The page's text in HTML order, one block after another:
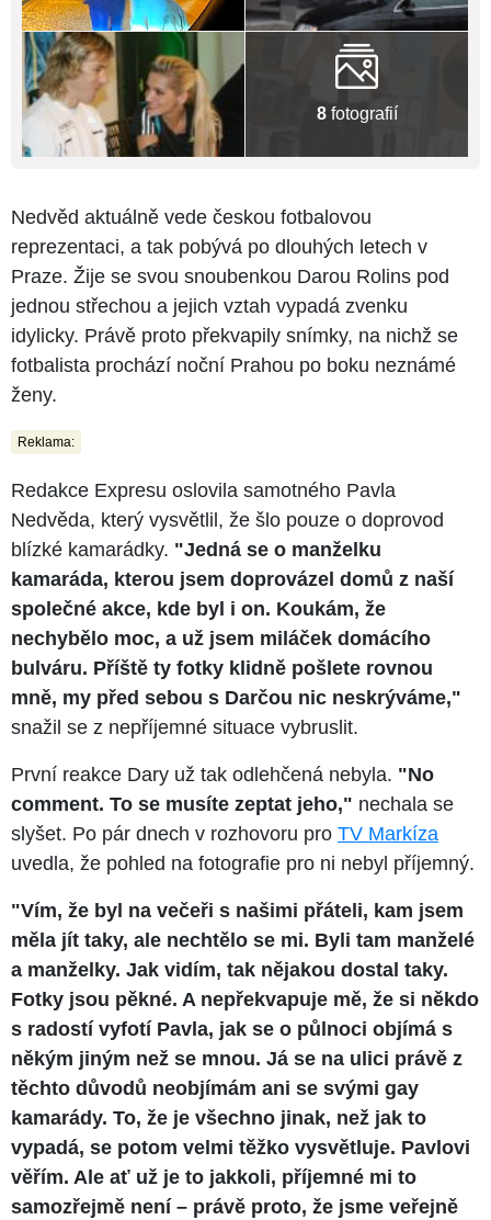
8fotografií
Nedvěd aktuálně vede českou fotbalovou
reprezentaci, a tak pobývá po dlouhých letech v
Praze. Žije se svou snoubenkou Darou Rolins pod
jednou střechou a jejich vztah vypadá zvenku
idylicky. Právě proto překvapily snímky, na nichž se
fotbalista prochází noční Prahou po boku neznámé
ženy.
Reklama:
Redakce Expresu oslovila samotného Pavla
Nedvěda, který vysvětlil, že šlo pouze o doprovod
blízké kamarádky. "Jedná se o manželku
kamaráda, kterou jsem doprovázel domů z naší
společné akce, kde byl i on. Koukám, že
nechybělo moc, a už jsem miláček domácího
bulváru. Příště ty fotky klidně pošlete rovnou
mně, my před sebou s Darčou nic neskrýváme,"
snažil se z nepříjemné situace vybruslit.
První reakce Dary už tak odlehčená nebyla. "No
comment. To se musíte zeptat jeho," nechala se
slyšet. Po pár dnech v rozhovoru pro TV Markíza
uvedla, že pohled na fotografie pro ni nebyl příjemný.
"Vím, že byl na večeři s našimi přáteli, kam jsem
měla jít taky, ale nechtělo se mi. Byli tam manželé
a manželky. Jak vidím, tak nějakou dostal taky.
Fotky jsou pěkné. A nepřekvapuje mě, že si někdo
s radostí vyfotí Pavla, jak se o půlnoci objímá s
někým jiným než se mnou. Já se na ulici právě z
těchto důvodů neobjímám ani se svými gay
kamarády. To, že je všechno jinak, než jak to
vypadá, se potom velmi těžko vysvětluje. Pavlovi
věřím. Ale ať už je to jakkoli, příjemné mi to
samozřejmě není – právě proto, že jsme veřejně